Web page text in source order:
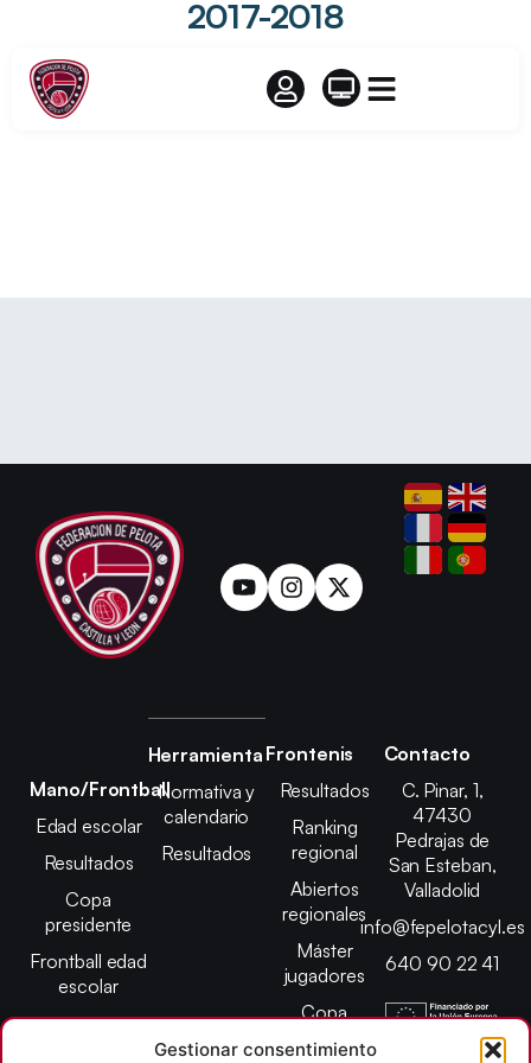
Gestionar consentimiento
2017-2018
Mano/Frontball
Edad escolar
Resultados
Copa
presidente
Frontball edad
escolar
Herramienta
Normativa y
calendario
Resultados
Frontenis
Resultados
Ranking
regional
Abiertos
regionales
Máster
jugadores
Copa
presidente
Contacto
C. Pinar, 1,
47430
Pedrajas de
San Esteban,
Valladolid
info@fepelotacyl.es
640 90 22 41